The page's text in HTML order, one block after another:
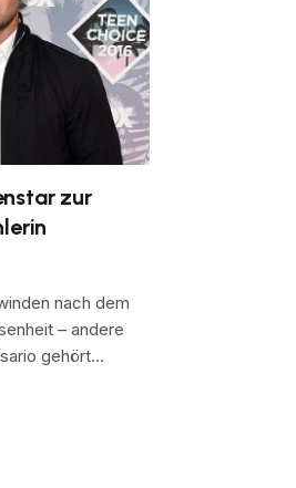
zur
nach dem
– andere
gehört…